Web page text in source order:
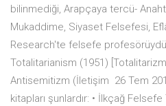
bilinmediği, Arapçaya tercü-
Mukaddime, Siyaset Felsefesi,
Research'te felsefe
Totalitarianism (1951)
Antisemitizm (İletişim 26 Tem
kitapları şunlardır: • İlkçağ